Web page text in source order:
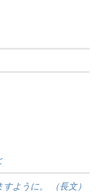
ように。 （長文）